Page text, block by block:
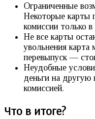
Ограниченные
Некоторые карты
комиссии только
Не все карты
увольнения карта
перевыпуск —
Неудобные
деньги на другую
комиссией.
Что в итоге?